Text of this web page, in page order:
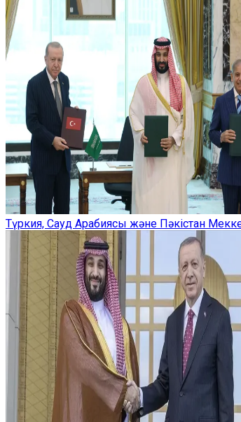
Түркия, Сауд Арабиясы және Пәкістан